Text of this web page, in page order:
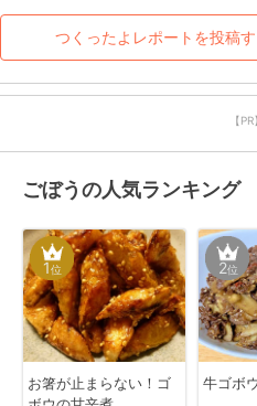
つくったよレポートを投稿す
【PR】
ごぼうの人気ランキング
1位
お箸が止まらない！ゴ
2位
牛ゴボ